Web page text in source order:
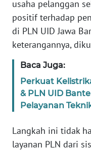
usaha pelanggan
positif terhadap
di PLN UID Jawa
keterangannya,
Baca Juga:
Perkuat
& PLN UID
Pelayanan
Langkah ini tidak
layanan PLN dari
WN
SULBAR
BABEL
WN
SUMBAR
WN